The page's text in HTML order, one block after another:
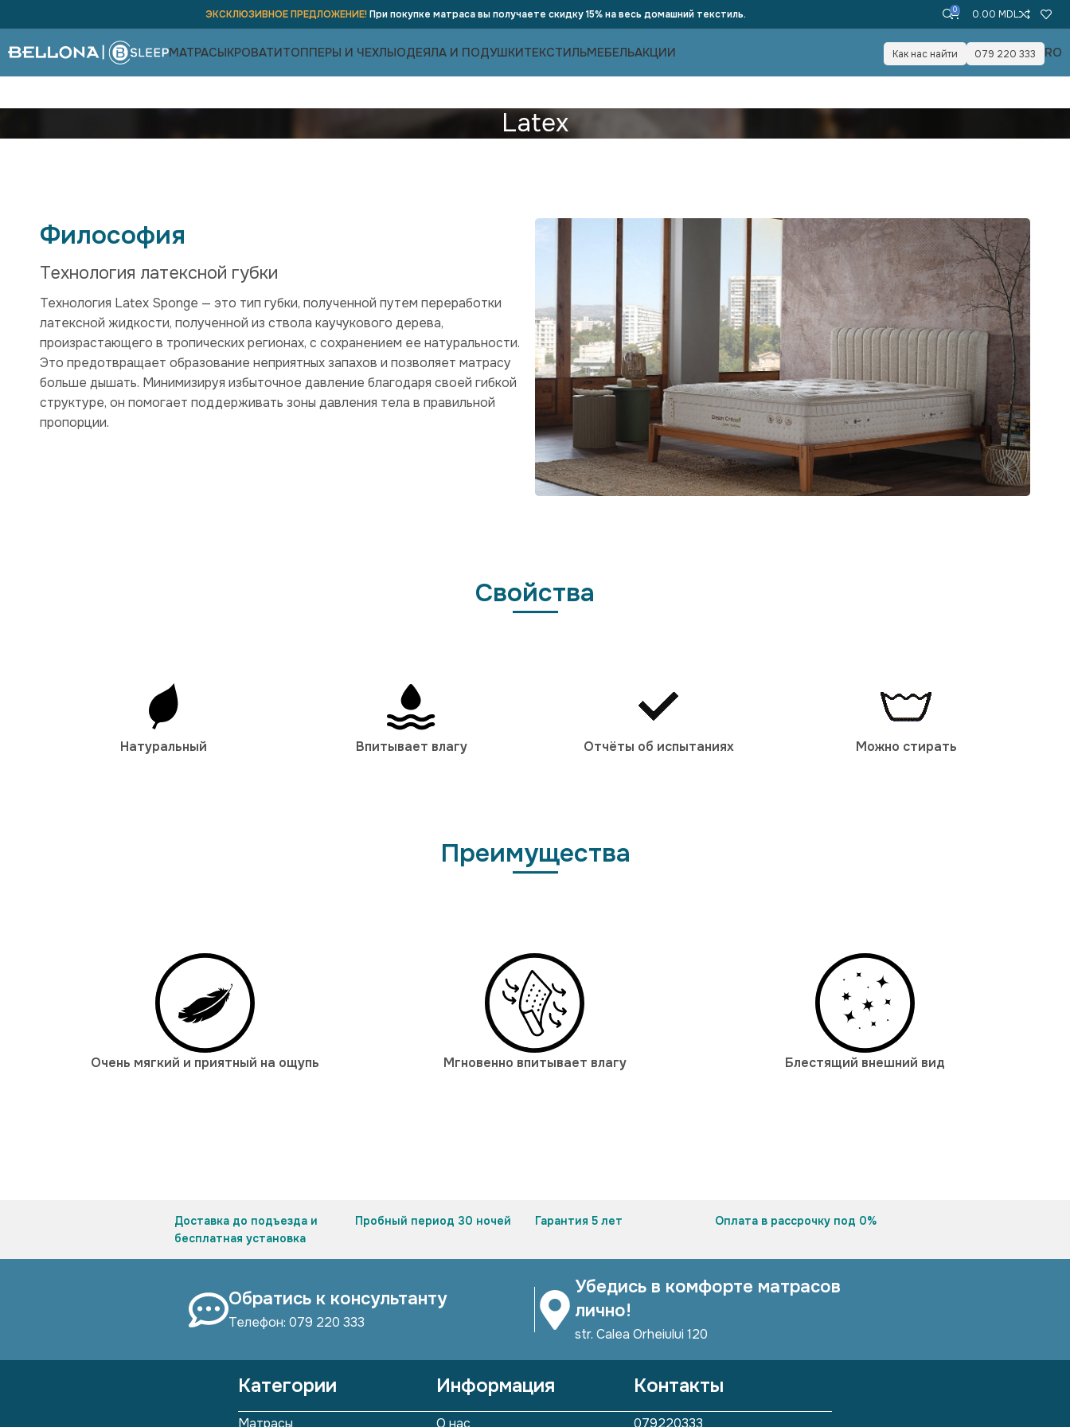
ЭКСКЛЮЗИВНОЕ ПРЕДЛОЖЕНИЕ! При покупке матраса вы получаете скидку 15% на весь домашний текстиль. 0 0.00 MDL
МАТРАСЫКРОВАТИТОППЕРЫ И ЧЕХЛЫОДЕЯЛА И ПОДУШКИТЕКСТИЛЬМЕБЕЛЬАКЦИИ Как нас найти 079 220 333 RO
Latex
Философия
Технология латексной губки
Технология Latex Sponge — это тип губки, полученной путем переработки
латексной жидкости, полученной из ствола каучукового дерева,
произрастающего в тропических регионах, с сохранением ее натуральности.
Это предотвращает образование неприятных запахов и позволяет матрасу
больше дышать. Минимизируя избыточное давление благодаря своей гибкой
структуре, он помогает поддерживать зоны давления тела в правильной
пропорции.
Свойства
Натуральный Впитывает влагу Отчёты об испытаниях Можно стирать
Преимущества
Очень мягкий и приятный на ощупь Мгновенно впитывает влагу Блестящий внешний вид
Доставка до подъезда и
бесплатная установка
Пробный период 30 ночей Гарантия 5 лет Оплата в рассрочку под 0%
Обратись к консультанту
Телефон: 079 220 333
Убедись в комфорте матрасов
лично!
str. Calea Orheiului 120
Категории Информация Контакты